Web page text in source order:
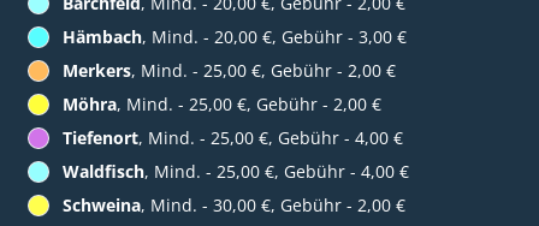
Hämbach, Mind. - 20,00 €, Gebühr - 3,00 €
Merkers, Mind. - 25,00 €, Gebühr - 2,00 €
Möhra, Mind. - 25,00 €, Gebühr - 2,00 €
Tiefenort, Mind. - 25,00 €, Gebühr - 4,00 €
Waldfisch, Mind. - 25,00 €, Gebühr - 4,00 €
Schweina, Mind. - 30,00 €, Gebühr - 2,00 €